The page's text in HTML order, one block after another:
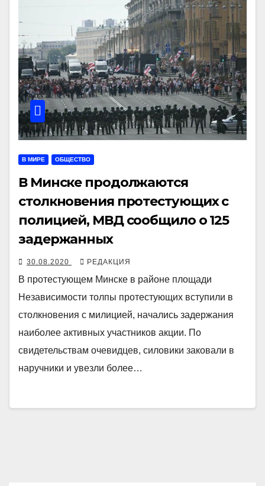
В МИРЕ ОБЩЕСТВО
В Минске продолжаются
столкновения протестующих с
полицией, МВД сообщило о 125
задержанных
30.08.2020 РЕДАКЦИЯ
В протестующем Минске в районе площади
Независимости толпы протестующих вступили в
столкновения с милицией, начались задержания
наиболее активных участников акции. По
свидетельствам очевидцев, силовики заковали в
наручники и увезли более…